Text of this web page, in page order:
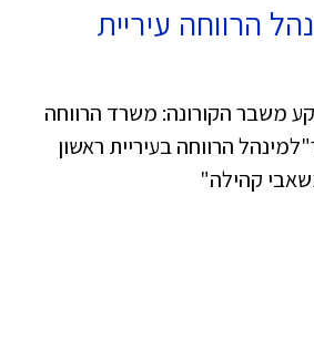
הרווחה עיריית
משבר הקורונה: משרד הרווחה
הרווחה בעיריית ראשון
קהילה"